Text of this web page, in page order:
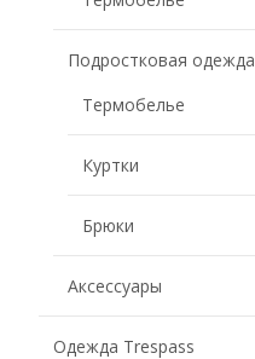
Подростковая одежда
Термобелье
Куртки
Брюки
Аксессуары
Одежда Trespass